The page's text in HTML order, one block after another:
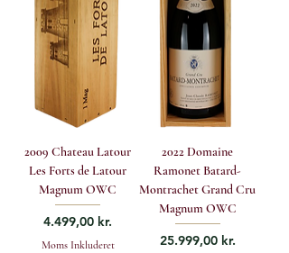
2009 Chateau Latour
Les Forts de Latour
Magnum OWC
Pris
4.499,00 kr.
Moms Inkluderet
2022 Domaine
Ramonet Batard-
Montrachet Grand Cru
Magnum OWC
Pris
25.999,00 kr.